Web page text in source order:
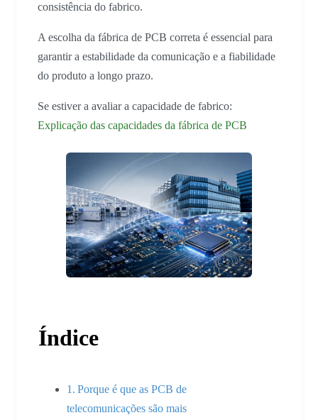
consistência do fabrico.
A escolha da fábrica de PCB correta é essencial para
garantir a estabilidade da comunicação e a fiabilidade
do produto a longo prazo.
Se estiver a avaliar a capacidade de fabrico:
Explicação das capacidades da fábrica de PCB
Índice
Porque é que as PCB de
telecomunicações são mais